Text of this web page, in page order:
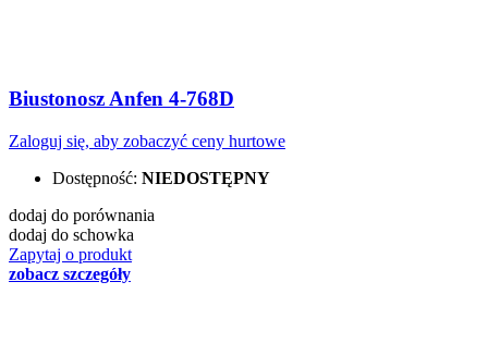
Biustonosz Anfen 4-768D
Zaloguj się, aby zobaczyć ceny hurtowe
Dostępność: NIEDOSTĘPNY
dodaj do porównania
dodaj do schowka
Zapytaj o produkt
zobacz szczegóły